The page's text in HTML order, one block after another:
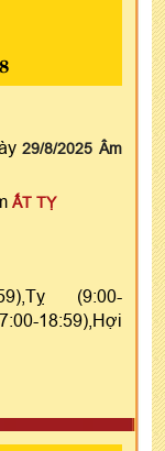
29/8/2025 Âm
ẤT TỴ
(9:00-
18:59),Hợi